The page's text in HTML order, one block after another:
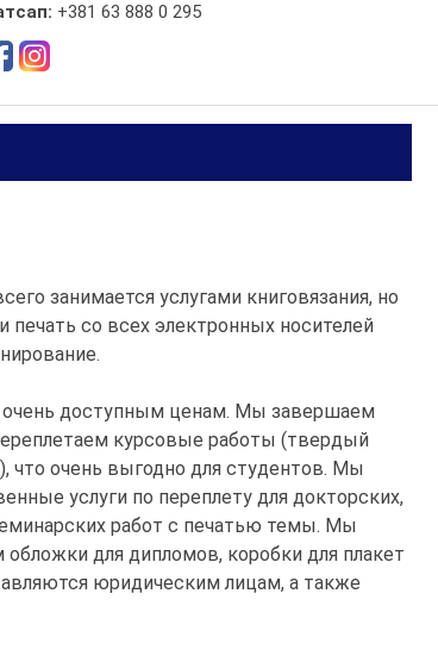
+381 63 888 0 295
занимается услугами книговязания, но
печать со всех электронных носителей
доступным ценам. Мы завершаем
курсовые работы (твердый
что очень выгодно для студентов. Мы
услуги по переплету для докторских,
работ с печатью темы. Мы
для дипломов, коробки для плакет
юридическим лицам, а также